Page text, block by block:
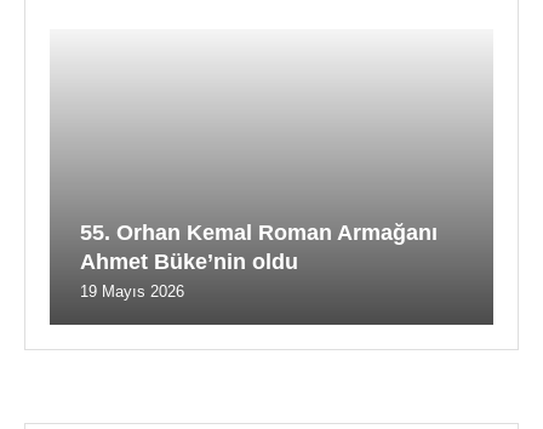
55. Orhan Kemal Roman Armağanı
Ahmet Büke’nin oldu
19 Mayıs 2026